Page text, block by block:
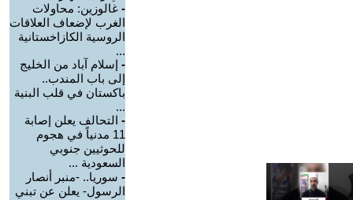
- غالوزين: محاولات
الغرب لإضعاف العلاقات
الروسية الكازاخستانية
...
- إسلام آباد من الخليج
إلى باب المندب..
باكستان في قلب البنية
...
- التحالف يعلن إصابة
11 مدنياً في هجوم
للحوثيين جنوبي
السعودية ...
- سوريا.. -منبر أنصار
الرسول- يعلن عن تبني